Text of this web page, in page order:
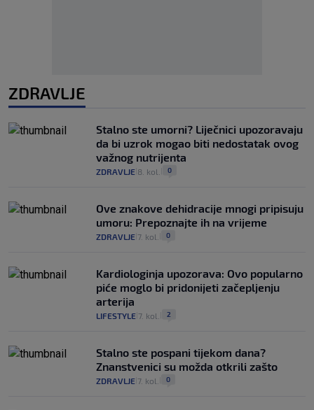
ZDRAVLJE
Stalno ste umorni? Liječnici upozoravaju
da bi uzrok mogao biti nedostatak ovog
važnog nutrijenta
ZDRAVLJE 8. kol. 0
Ove znakove dehidracije mnogi pripisuju
umoru: Prepoznajte ih na vrijeme
ZDRAVLJE 7. kol. 0
Kardiologinja upozorava: Ovo popularno
piće moglo bi pridonijeti začepljenju
arterija
LIFESTYLE 7. kol. 2
Stalno ste pospani tijekom dana?
Znanstvenici su možda otkrili zašto
ZDRAVLJE 7. kol. 0